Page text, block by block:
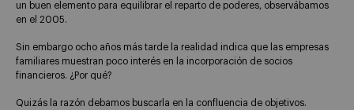
un buen elemento para equilibrar el reparto de poderes, observábamos
en el 2005.
Sin embargo ocho años más tarde la realidad indica que las empresas
familiares muestran poco interés en la incorporación de socios
financieros. ¿Por qué?
Quizás la razón debamos buscarla en la confluencia de objetivos.